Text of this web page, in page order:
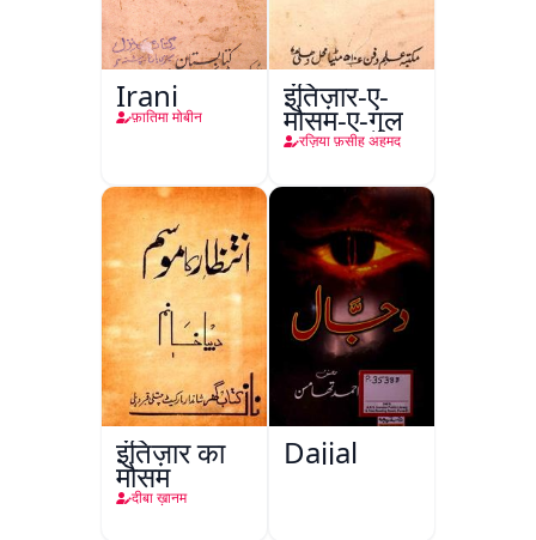
Irani
फ़ातिमा मोबीन
इंतिज़ार-ए-
मौसम-ए-गुल
रज़िया फ़सीह अहमद
इंतिज़ार का
मौसम
दीबा ख़ानम
Dajjal